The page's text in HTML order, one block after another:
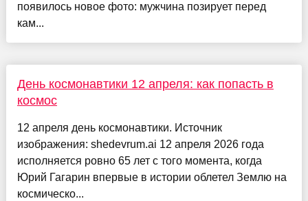
появилось новое фото: мужчина позирует перед
кам...
День космонавтики 12 апреля: как попасть в
космос
12 апреля день космонавтики. Источник
изображения: shedevrum.ai 12 апреля 2026 года
исполняется ровно 65 лет с того момента, когда
Юрий Гагарин впервые в истории облетел Землю на
космическо...